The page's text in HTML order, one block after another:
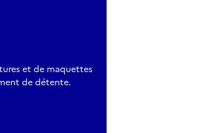
et de maquettes
de détente.